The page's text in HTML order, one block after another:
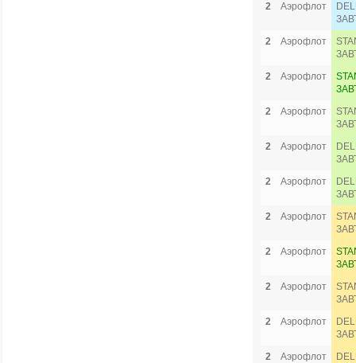
2
Аэрофлот
2
Аэрофлот
2
Аэрофлот
2
Аэрофлот
2
Аэрофлот
2
Аэрофлот
2
Аэрофлот
2
Аэрофлот
2
Аэрофлот
2
Аэрофлот
2
Аэрофлот